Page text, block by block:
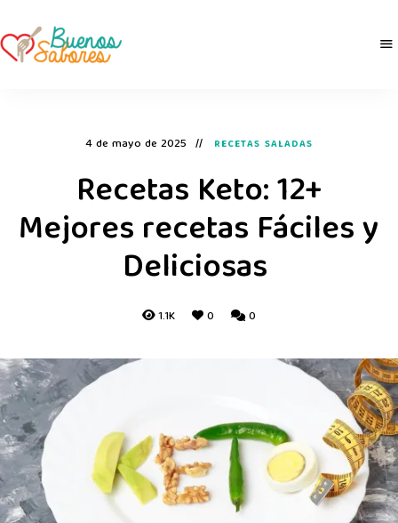
4 de mayo de 2025 RECETAS SALADAS
Recetas Keto: 12+
Mejores recetas Fáciles y
Deliciosas
1.1K 0 0